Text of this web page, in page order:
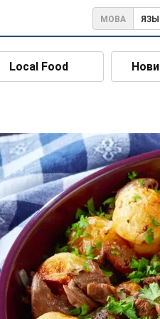
МОВА
Local Food